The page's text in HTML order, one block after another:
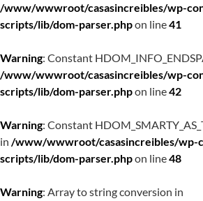
/www/wwwroot/casasincreibles/wp-
scripts/lib/dom-parser.phpon line41
Warning: Constant
/www/wwwroot/casasincreibles/wp-
scripts/lib/dom-parser.phpon line42
Warning: Constant
in /www/wwwroot/casasincreibles/wp-
scripts/lib/dom-parser.phpon line48
Warning: Array to string conversion in